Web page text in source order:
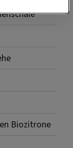
Biozitrone